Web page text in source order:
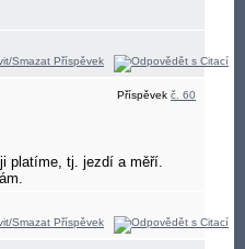
Příspěvek č. 60
platíme, tj. jezdí a měří.